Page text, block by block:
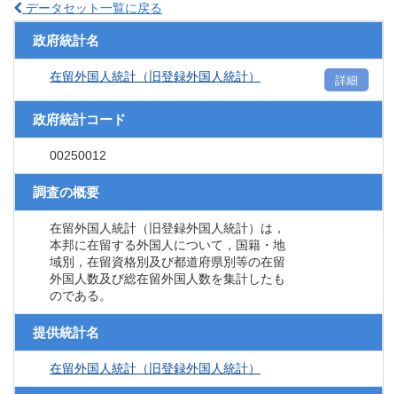
データセット一覧に戻る
政府統計名
在留外国人統計（旧登録外国人統計） 詳細
政府統計コード
00250012
調査の概要
在留外国人統計（旧登録外国人統計）は，
本邦に在留する外国人について，国籍・地
域別，在留資格別及び都道府県別等の在留
外国人数及び総在留外国人数を集計したも
のである。
提供統計名
在留外国人統計（旧登録外国人統計）